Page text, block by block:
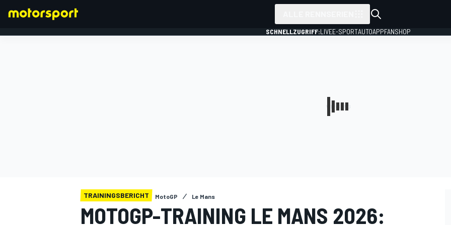
SCHNELLZUGRIFF:LIVEE-SPORTAUTOAPPFANSHOP
TRAININGSBERICHT MotoGP Le Mans
MOTOGP-TRAINING LE MANS 2026: